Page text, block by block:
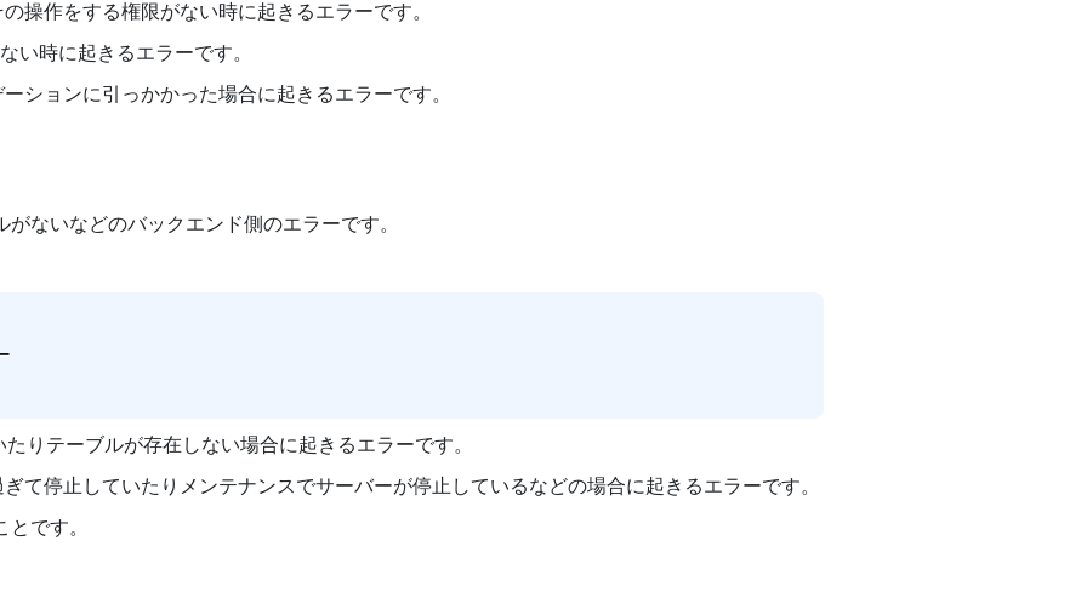
操作をする権限がない時に起きるエラーです。
い時に起きるエラーです。
ションに引っかかった場合に起きるエラーです。
ないなどのバックエンド側のエラーです。
りテーブルが存在しない場合に起きるエラーです。
て停止していたりメンテナンスでサーバーが停止しているなどの場合に起きるエラーです。
です。